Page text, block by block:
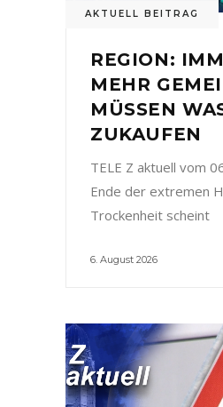
AKTUELL BEITRAG
REGION:
MEHR
MÜSSEN
ZUKAUFEN
TELE Z aktuell vom
Ende der extremen
Trockenheit scheint
6. August 2026